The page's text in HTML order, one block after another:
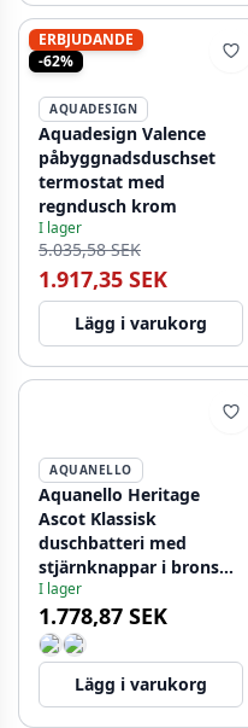
ERBJUDANDE
-62%
AQUADESIGN
Aquadesign Valence
påbyggnadsduschset
termostat med
regndusch krom
I lager
5.035,58 SEK
1.917,35 SEK
Lägg i varukorg
AQUANELLO
Aquanello Heritage
Ascot Klassisk
duschbatteri med
stjärnknappar i brons
inklusive handdusch
BN-2002-HA
I lager
1.778,87 SEK
Lägg i varukorg